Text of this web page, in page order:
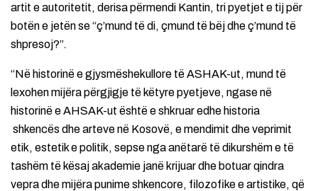
artit e autoritetit, derisa përmendi Kantin, tri pyetjet e tij për
botën e jetën se “ç’mund të di, çmund të bëj dhe ç’mund të
shpresoj?”.
“Në historinë e gjysmëshekullore të ASHAK-ut, mund të
lexohen mijëra përgjigje të këtyre pyetjeve, ngase në
historinë e AHSAK-ut është e shkruar edhe historia
shkencës dhe arteve në Kosovë, e mendimit dhe veprimit
etik, estetik e politik, sepse nga anëtarë të dikurshëm e të
tashëm të kësaj akademie janë krijuar dhe botuar qindra
vepra dhe mijëra punime shkencore, filozofike e artistike, që